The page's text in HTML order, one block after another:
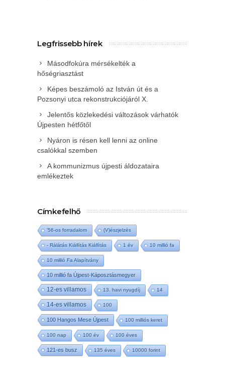
Legfrissebb hírek
Másodfokúra mérsékelték a
hőségriasztást
Képes beszámoló az István út és a
Pozsonyi utca rekonstrukciójáról X.
Jelentős közlekedési változások várhatók
Újpesten hétfőtől
Nyáron is résen kell lenni az online
csalókkal szemben
A kommunizmus újpesti áldozataira
emlékeztek
Címkefelhő
'56-os forradalom (V)észjelzés
- Rálátás Kiállítás Kiállítás 1 év 10 millió fa
10 millió Fa Alapítvány
10 millió fa Újpest-Káposztásmegyer
12-es villamos 13. havi nyugdíj 14
14-es villamos 100
100 Hangos Mese Újpest 100 milliós keret
100 nap 100 év 100 éves
121-es busz 135 éves 10000 forint